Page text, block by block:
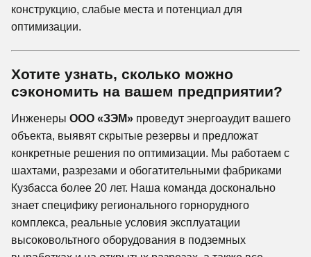
конструкцию, слабые места и потенциал для
оптимизации.
Хотите узнать, сколько можно
сэкономить на вашем предприятии?
Инженеры ООО «ЗЭМ» проведут энергоаудит вашего
объекта, выявят скрытые резервы и предложат
конкретные решения по оптимизации. Мы работаем с
шахтами, разрезами и обогатительными фабриками
Кузбасса более 20 лет. Наша команда досконально
знает специфику регионального горнорудного
комплекса, реальные условия эксплуатации
высоковольтного оборудования в подземных